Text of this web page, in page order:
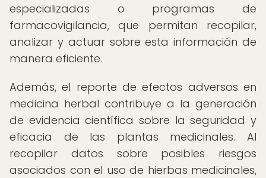
especializadas o programas de
farmacovigilancia, que permitan recopilar,
analizar y actuar sobre esta información de
manera eficiente.
Además, el reporte de efectos adversos en
medicina herbal contribuye a la generación
de evidencia científica sobre la seguridad y
eficacia de las plantas medicinales. Al
recopilar datos sobre posibles riesgos
asociados con el uso de hierbas medicinales,